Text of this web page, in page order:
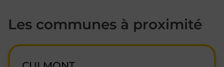
Les communes à proximité